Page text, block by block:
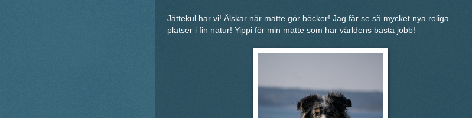
Jättekul har vi! Älskar när matte gör böcker! Jag får se så mycket nya roliga
platser i fin natur! Yippi för min matte som har världens bästa jobb!